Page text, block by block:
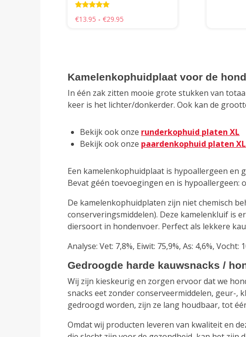
5.00
€13.95 - €29.95
Kamelenkophuidplaat voor de hond
In één zak zitten mooie grote stukken van
keer is het lichter/donkerder. Ook kan de
Bekijk ook onze runderkophuid platen XL
Bekijk ook onze paardenkophuid platen XL
Een kamelenkophuidplaat is hypoallergeen en
Bevat géén toevoegingen en is hypoallergeen:
De kamelenkophuidplaten zijn niet chemisch
conserveringsmiddelen). Deze kamelenkluif is
diersoort in hondenvoer. Perfect als lekkere
Analyse: Vet: 7,8%, Eiwit: 75,9%, As: 4,6%, Vocht:
Gedroogde harde kauwsnacks /
Wij zijn kieskeurig en zorgen ervoor dat we
snacks eet zonder conserveermiddelen, geur-,
gedroogd worden, zijn ze lang houdbaar, tot
Omdat wij producten leveren van kwaliteit en